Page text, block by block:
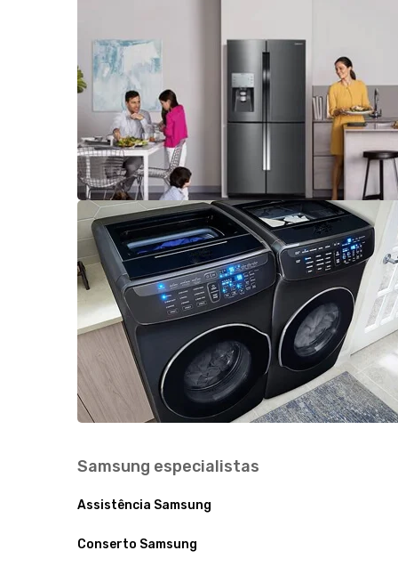
Samsung especialistas
Assistência Samsung
Conserto Samsung